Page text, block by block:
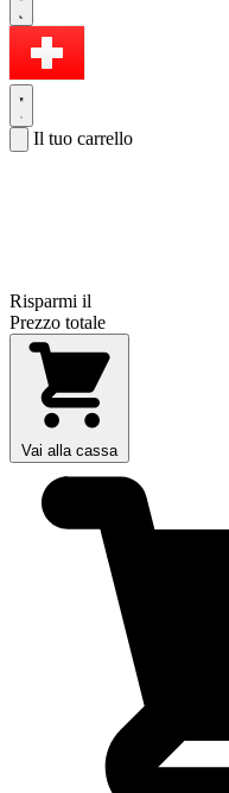
Il tuo carrello
Risparmi il
Prezzo totale
Vai alla cassa